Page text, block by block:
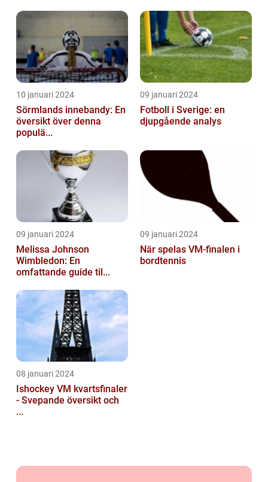
10 januari 2024
Sörmlands innebandy: En
översikt över denna
populä...
09 januari 2024
Fotboll i Sverige: en
djupgående analys
09 januari 2024
Melissa Johnson
Wimbledon: En
omfattande guide til...
09 januari 2024
När spelas VM-finalen i
bordtennis
08 januari 2024
Ishockey VM kvartsfinaler
- Svepande översikt och
...